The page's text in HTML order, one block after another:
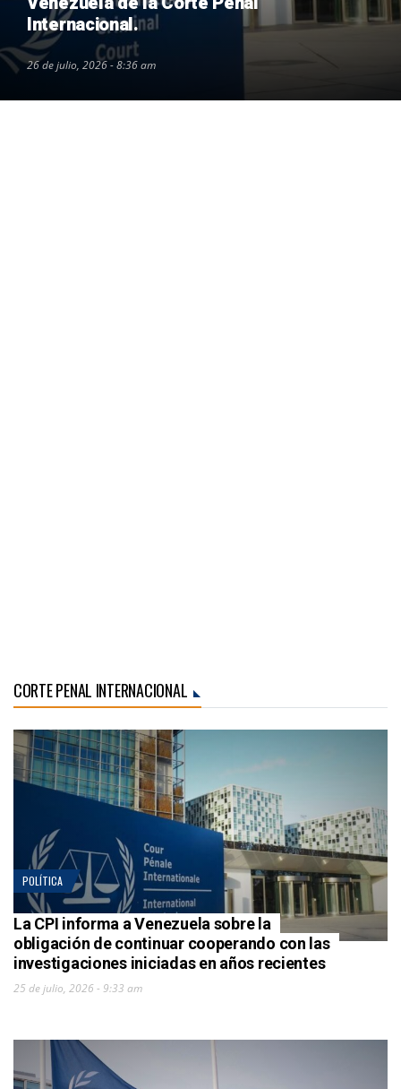
Internacional.
26 de julio, 2026 - 8:36 am
CORTE PENAL INTERNACIONAL
POLÍTICA
La CPI informa a Venezuela sobre la
obligación de continuar cooperando con las
investigaciones iniciadas en años recientes
25 de julio, 2026 - 9:33 am